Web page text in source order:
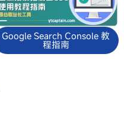
Google Search Console 教
程指南